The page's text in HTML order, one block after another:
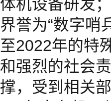
体机设备研发
界誉为“数字哨
至2022年的特
和强烈的社会
撑，受到相关